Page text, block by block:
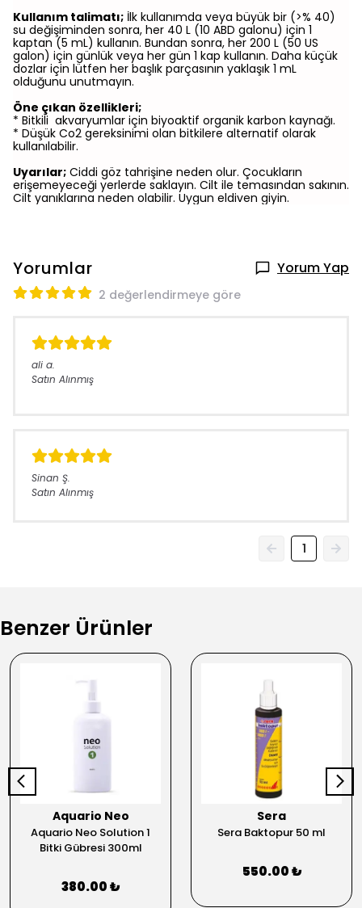
Kullanım talimatı; İlk kullanımda veya büyük bir (>% 40)
su değişiminden sonra, her 40 L (10 ABD galonu) için 1
kaptan (5 mL) kullanın. Bundan sonra, her 200 L (50 US
galon) için günlük veya her gün 1 kap kullanın. Daha küçük
dozlar için lütfen her başlık parçasının yaklaşık 1 mL
olduğunu unutmayın.
Öne çıkan özellikleri;
* Bitkili akvaryumlar için biyoaktif organik karbon kaynağı.
* Düşük Co2 gereksinimi olan bitkilere alternatif olarak
kullanılabilir.
Uyarılar; Ciddi göz tahrişine neden olur. Çocukların
erişemeyeceği yerlerde saklayın. Cilt ile temasından sakının.
Cilt yanıklarına neden olabilir. Uygun eldiven giyin.
Yorumlar Yorum Yap
2 değerlendirmeye göre
ali a.
Satın Alınmış
Sinan Ş.
Satın Alınmış
1
Benzer Ürünler
Aquario Neo
Aquario Neo Solution 1
Bitki Gübresi 300ml
380.00 ₺
Sera
Sera Baktopur 50 ml
550.00 ₺